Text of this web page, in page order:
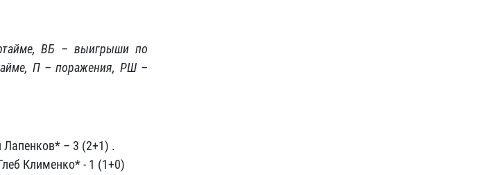
ВБ – выигрыши по
П – поражения, РШ –
Лапенков* – 3 (2+1) .
Клименко* - 1 (1+0)